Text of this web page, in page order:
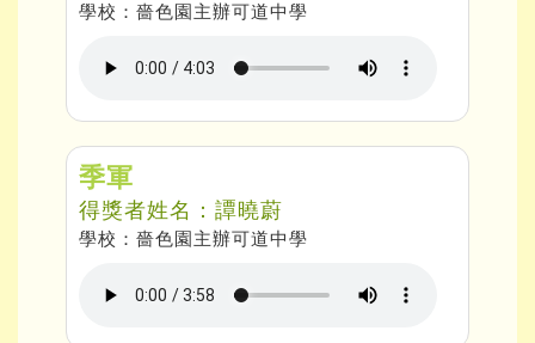
學校：嗇色園主辦可道中學
季軍
得獎者姓名：譚曉蔚
學校：嗇色園主辦可道中學